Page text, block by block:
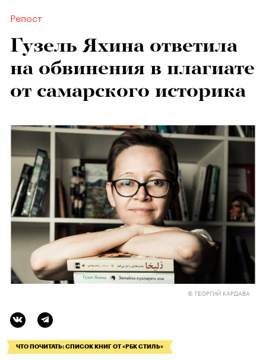
Репост
Гузель Яхина ответила
на обвинения в плагиате
от самарского историка
© ГЕОРГИЙ КАРДАВА
ЧТО ПОЧИТАТЬ: СПИСОК КНИГ ОТ «РБК СТИЛЬ»